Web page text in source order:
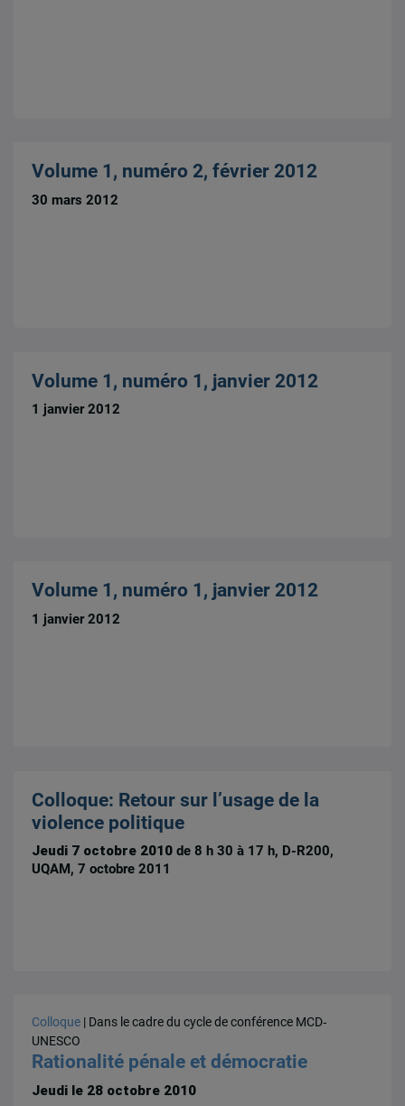
Volume 1, numéro 2, février 2012
30 mars 2012
Volume 1, numéro 1, janvier 2012
1 janvier 2012
Volume 1, numéro 1, janvier 2012
1 janvier 2012
Colloque: Retour sur l’usage de la
violence politique
Jeudi 7 octobre 2010 de 8 h 30 à 17 h, D-R200,
UQAM, 7 octobre 2011
Colloque | Dans le cadre du cycle de conférence MCD‐
UNESCO
Rationalité pénale et démocratie
Jeudi le 28 octobre 2010